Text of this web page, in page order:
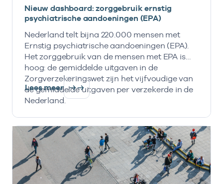
Nieuw dashboard: zorggebruik ernstig
psychiatrische aandoeningen (EPA)
Nederland telt bijna 220.000 mensen met
Ernstig psychiatrische aandoeningen (EPA).
Het zorggebruik van de mensen met EPA is
hoog: de gemiddelde uitgaven in de
Zorgverzekeringswet zijn het vijfvoudige van
de gemiddelde uitgaven per verzekerde in de
Nederland.
Lees meer